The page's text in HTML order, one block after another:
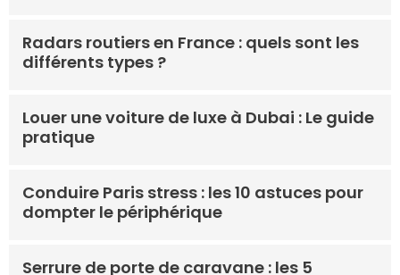
Radars routiers en France : quels sont les
différents types ?
Louer une voiture de luxe à Dubai : Le guide
pratique
Conduire Paris stress : les 10 astuces pour
dompter le périphérique
Serrure de porte de caravane : les 5